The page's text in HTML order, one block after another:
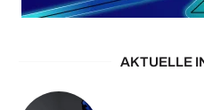
AKTUELLE